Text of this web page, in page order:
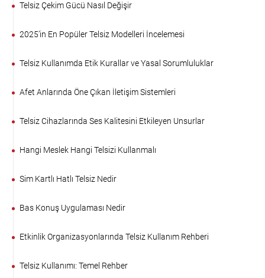
Telsiz Çekim Gücü Nasıl Değişir
2025’in En Popüler Telsiz Modelleri İncelemesi
Telsiz Kullanımda Etik Kurallar ve Yasal Sorumluluklar
Afet Anlarında Öne Çıkan İletişim Sistemleri
Telsiz Cihazlarında Ses Kalitesini Etkileyen Unsurlar
Hangi Meslek Hangi Telsizi Kullanmalı
Sim Kartlı Hatlı Telsiz Nedir
Bas Konuş Uygulaması Nedir
Etkinlik Organizasyonlarında Telsiz Kullanım Rehberi
Telsiz Kullanımı: Temel Rehber